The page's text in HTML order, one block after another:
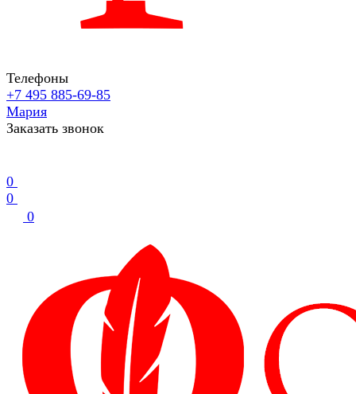
Телефоны
+7 495 885-69-85
Мария
Заказать звонок
0
0
0